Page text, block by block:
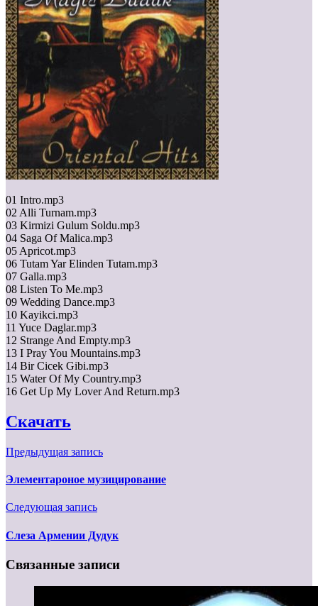
01 Intro.mp3
02 Alli Turnam.mp3
03 Kirmizi Gulum Soldu.mp3
04 Saga Of Malica.mp3
05 Apricot.mp3
06 Tutam Yar Elinden Tutam.mp3
07 Galla.mp3
08 Listen To Me.mp3
09 Wedding Dance.mp3
10 Kayikci.mp3
11 Yuce Daglar.mp3
12 Strange And Empty.mp3
13 I Pray You Mountains.mp3
14 Bir Cicek Gibi.mp3
15 Water Of My Country.mp3
16 Get Up My Lover And Return.mp3
Скачать
Предыдущая запись
Элементароное музицирование
Следующая запись
Слеза Армении Дудук
Связанные записи